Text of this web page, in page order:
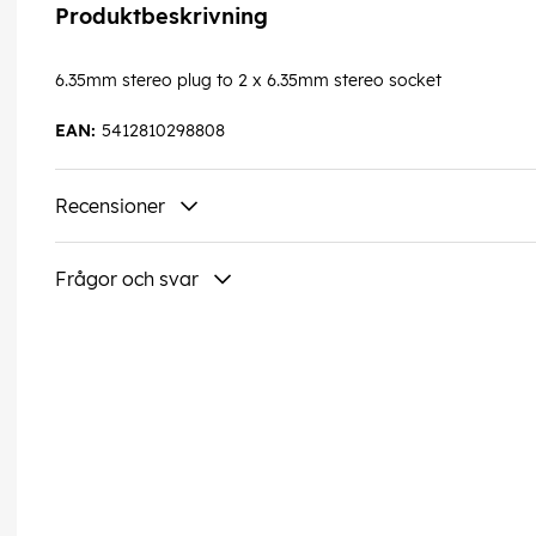
Produktbeskrivning
6.35mm stereo plug to 2 x 6.35mm stereo socket
5412810298808
EAN:
Recensioner
Frågor och svar